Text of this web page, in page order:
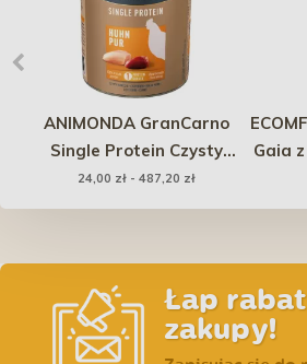
ANIMONDA GranCarno
Single Protein Czysty
Kurczak 800g
24,00 zł - 487,20 zł
Gaia
Łap
zakupy!